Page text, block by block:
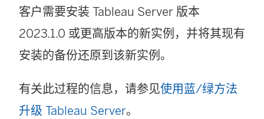
客户需要安装 Tableau Server 版本
2023.1.0 或更高版本的新实例，并将其现有
安装的备份还原到该新实例。
有关此过程的信息，请参见使用蓝/绿方法
升级 Tableau Server。